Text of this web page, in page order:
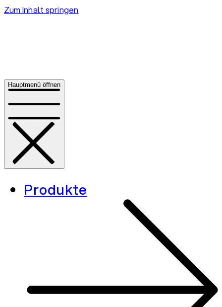
Zum Inhalt springen
Hauptmenü öffnen
Produkte